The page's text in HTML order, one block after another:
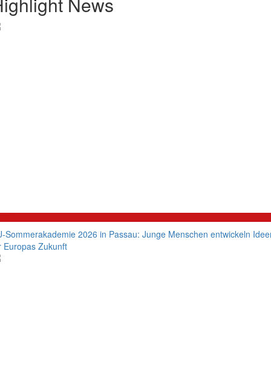
Sommerakademie 2026 in Passau: Junge Menschen entwickeln
Europas Zukunft